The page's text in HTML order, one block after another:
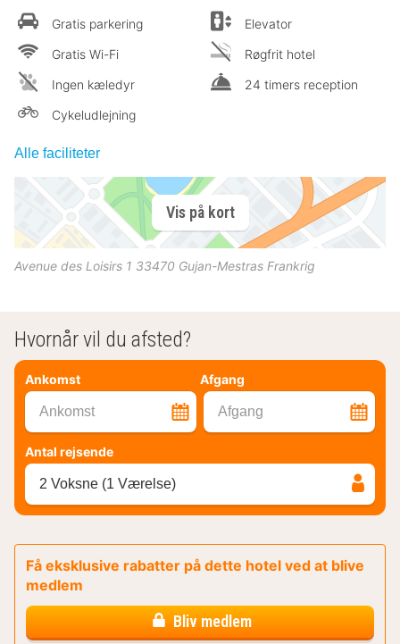
Gratis parkering
Gratis Wi-Fi
Ingen kæledyr
Cykeludlejning
Elevator
Røgfrit hotel
24 timers reception
Alle faciliteter
Vis på kort
Avenue des Loisirs 1 33470 Gujan-Mestras Frankrig
Hvornår vil du afsted?
Ankomst Afgang
Ankomst Afgang
Antal rejsende
2 Voksne (1 Værelse)
Få eksklusive rabatter på dette hotel ved at blive
medlem
Bliv medlem